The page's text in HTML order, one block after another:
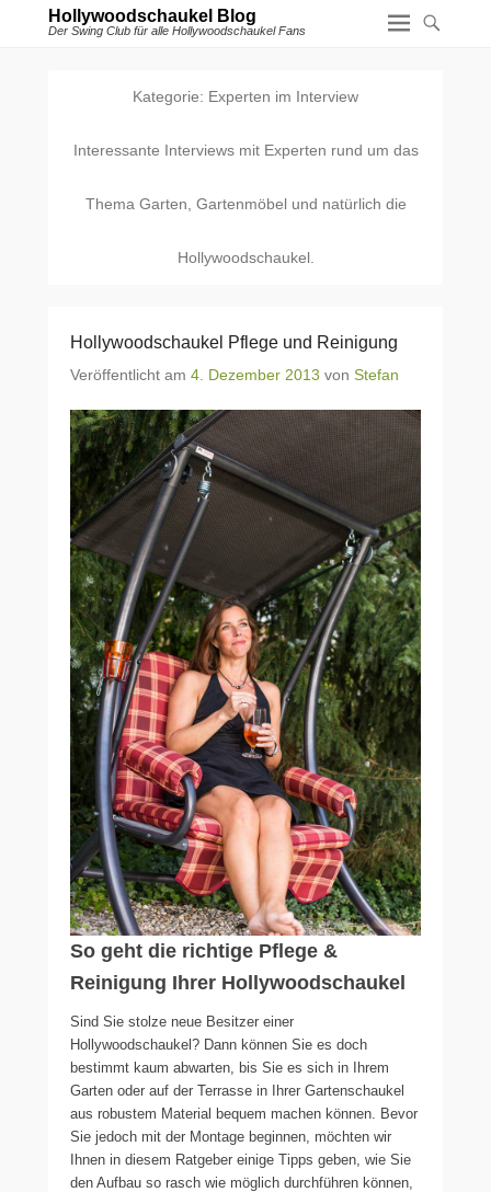
Hollywoodschaukel Blog
Der Swing Club für alle Hollywoodschaukel Fans
Kategorie: Experten im Interview
Interessante Interviews mit Experten rund um das
Thema Garten, Gartenmöbel und natürlich die
Hollywoodschaukel.
Hollywoodschaukel Pflege und Reinigung
Veröffentlicht am 4. Dezember 2013 von Stefan
So geht die richtige Pflege &
Reinigung Ihrer Hollywoodschaukel
Sind Sie stolze neue Besitzer einer
Hollywoodschaukel? Dann können Sie es doch
bestimmt kaum abwarten, bis Sie es sich in Ihrem
Garten oder auf der Terrasse in Ihrer Gartenschaukel
aus robustem Material bequem machen können. Bevor
Sie jedoch mit der Montage beginnen, möchten wir
Ihnen in diesem Ratgeber einige Tipps geben, wie Sie
den Aufbau so rasch wie möglich durchführen können,